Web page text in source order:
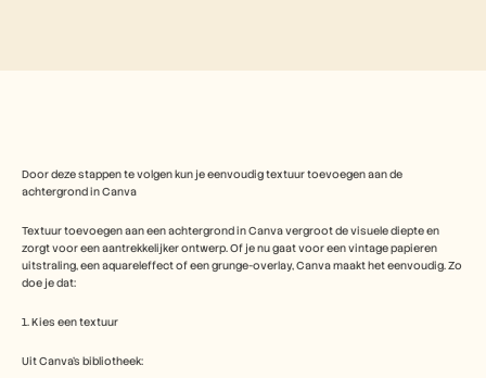
Door deze stappen te volgen kun je eenvoudig textuur toevoegen aan de
achtergrond in Canva
Textuur toevoegen aan een achtergrond in Canva vergroot de visuele diepte en
zorgt voor een aantrekkelijker ontwerp. Of je nu gaat voor een vintage papieren
uitstraling, een aquareleffect of een grunge-overlay, Canva maakt het eenvoudig. Zo
doe je dat:
1. Kies een textuur
Uit Canva’s bibliotheek:
Helpcentrum
Productmarketing
Klantensucces
See more